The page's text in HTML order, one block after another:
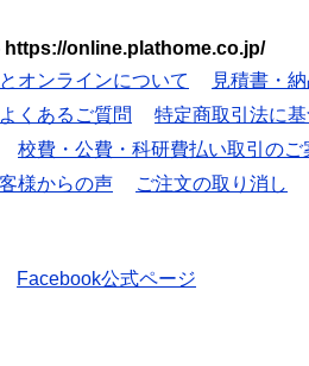
https://online.plathome.co.jp/
オンラインについて
見積書・
よくあるご質問
特定商取引法に
校費・公費・科研費払い取引のご
様からの声 ご注文の取り消し
Facebook公式ページ